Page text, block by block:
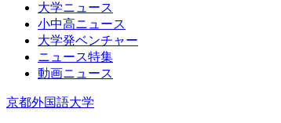
大学ニュース
小中高ニュース
大学発ベンチャー
ニュース特集
動画ニュース
京都外国語大学